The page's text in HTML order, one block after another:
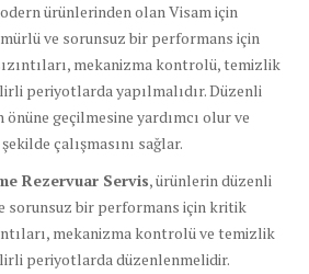
ürünlerinden olan Visam için
ve sorunsuz bir performans için
mekanizma kontrolü, temizlik
periyotlarda yapılmalıdır. Düzenli
önüne geçilmesine yardımcı olur ve
çalışmasını sağlar.
Rezervuar Servis, ürünlerin düzenli
sorunsuz bir performans için kritik
mekanizma kontrolü ve temizlik
periyotlarda düzenlenmelidir.